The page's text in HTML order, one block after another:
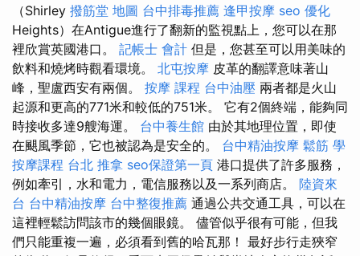
（Shirley 撥筋堂 地圖 台中排毒推薦 逢甲按摩 seo 優化
Heights）在Antigue進行了翻新的監視點上，您可以在那
裡欣賞英國港口。 記帳士 會計 但是，您甚至可以用美味的
飲料和燒烤時觀看環境。 北屯按摩 皮革的翻譯意味著山
峰，聖盧西安有兩個。 按摩 課程 台中油壓 兩者都是火山
起源和更高的771米和較低的751米。 它有2個終端，能夠同
時接收多達9艘海運。 台中養生館 由於其地理位置，即使
在颶風季節，它也被認為是安全的。 台中精油按摩 鬆筋 學
按摩課程 台北 推拿 seo保證第一頁 港口提供了許多服務，
例如牽引，水和電力，電信服務以及一系列商店。 陸資來
台 台中精油按摩 台中整復推薦 通過公共交通工具，可以在
這裡輕鬆訪問該市的幾個眼鏡。 儘管似乎很有可能，但我
們只能重複一遍，必須看到舊的哈瓦那！ 最好步行走狹窄